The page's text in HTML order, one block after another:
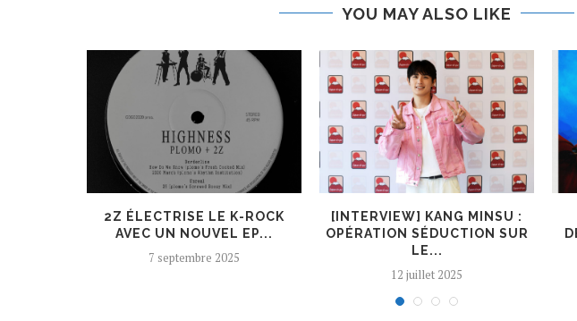
YOU MAY ALSO LIKE
2Z ÉLECTRISE LE K-ROCK
AVEC UN NOUVEL EP...
7 septembre 2025
[INTERVIEW] KANG MINSU :
OPÉRATION SÉDUCTION SUR
LE...
12 juillet 2025